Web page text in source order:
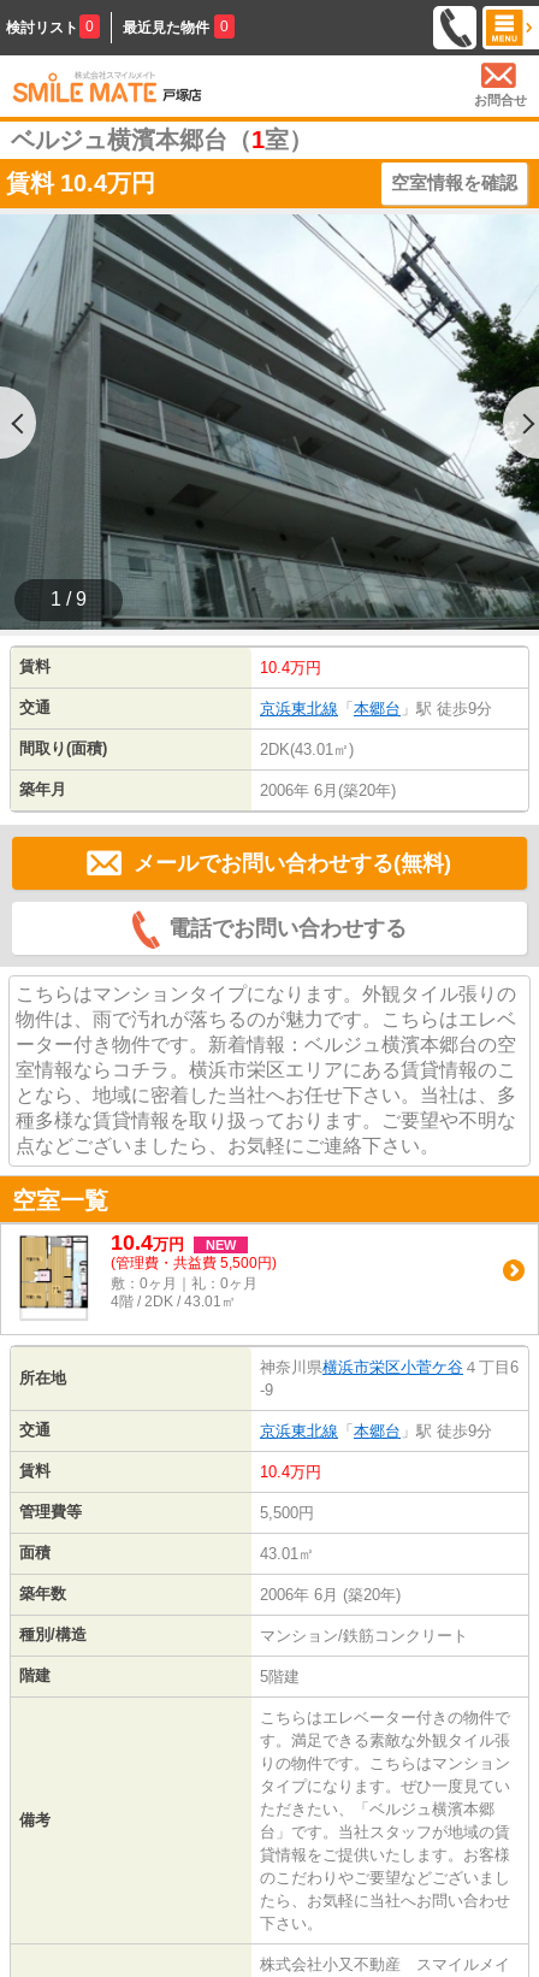
検討リスト 0 最近見た物件 0
お問合せ
ベルジュ横濱本郷台（1室）
賃料 10.4万円 空室情報を確認
1 / 9
賃料 10.4万円
交通 京浜東北線 「 本郷台 」駅 徒歩9分
間取り(面積) 2DK(43.01㎡)
築年月 2006年 6月(築20年)
メールでお問い合わせする(無料)
電話でお問い合わせする
こちらはマンションタイプになります。外観タイル張りの
物件は、雨で汚れが落ちるのが魅力です。こちらはエレベ
ーター付き物件です。新着情報：ベルジュ横濱本郷台の空
室情報ならコチラ。横浜市栄区エリアにある賃貸情報のこ
となら、地域に密着した当社へお任せ下さい。当社は、多
種多様な賃貸情報を取り扱っております。ご要望や不明な
点などございましたら、お気軽にご連絡下さい。
空室一覧
10.4万円 NEW
(管理費・共益費 5,500円)
敷：0ヶ月｜礼：0ヶ月
4階 / 2DK / 43.01㎡
所在地
神奈川県横浜市栄区小菅ケ谷 ４丁目6
-9
交通 京浜東北線 「 本郷台 」駅 徒歩9分
賃料 10.4万円
管理費等 5,500円
面積 43.01㎡
築年数 2006年 6月 (築20年)
種別/構造 マンション/鉄筋コンクリート
階建 5階建
備考
こちらはエレベーター付きの物件で
す。満足できる素敵な外観タイル張
りの物件です。こちらはマンション
タイプになります。ぜひ一度見てい
ただきたい、「ベルジュ横濱本郷
台」です。当社スタッフが地域の賃
貸情報をご提供いたします。お客様
のこだわりやご要望などございまし
たら、お気軽に当社へお問い合わせ
下さい。
株式会社小又不動産 スマイルメイ